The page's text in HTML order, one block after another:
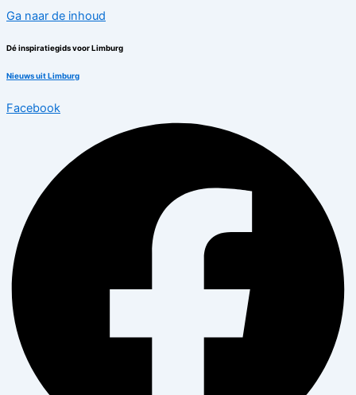
Ga naar de inhoud
Dé inspiratiegids voor Limburg
Nieuws uit Limburg
Facebook